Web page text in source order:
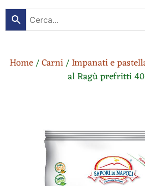
Home/Carni/Impanati e
al Ragù prefritti